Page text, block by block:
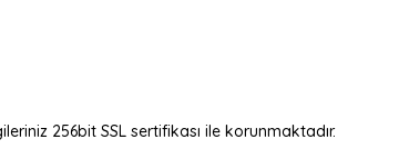
256bit SSL sertifikası ile korunmaktadır.